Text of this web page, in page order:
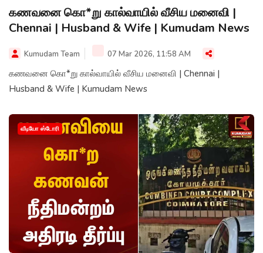
கணவனை கொ*று கால்வாயில் வீசிய மனைவி |
Chennai | Husband & Wife | Kumudam News
Kumudam Team 07 Mar 2026, 11:58 AM
கணவனை கொ*று கால்வாயில் வீசிய மனைவி | Chennai |
Husband & Wife | Kumudam News
வீடியோ ஸ்டோரி